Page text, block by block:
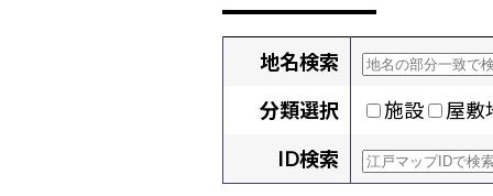
地名検索
分類選択
施設
屋敷
ID検索